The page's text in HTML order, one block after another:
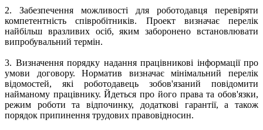
2.
Забезпечення можливості для роботодавця перевіряти
компетентність співробітників. Проект визначає перелік
найбільш вразливих осіб, яким заборонено встановлювати
випробувальний термін.
3. Визначення порядку надання працівникові інформації про
умови договору. Норматив визначає мінімальний перелік
відомостей, які роботодавець зобов'язаний повідомити
найманому працівнику. Йдеться про його права та обов'язки,
режим роботи та відпочинку, додаткові гарантії, а також
порядок припинення трудових правовідносин.